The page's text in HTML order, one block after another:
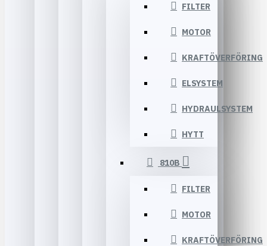
FILTER
MOTOR
KRAFTÖVERFÖRING
ELSYSTEM
HYDRAULSYSTEM
HYTT
810B
FILTER
MOTOR
KRAFTÖVERFÖRING